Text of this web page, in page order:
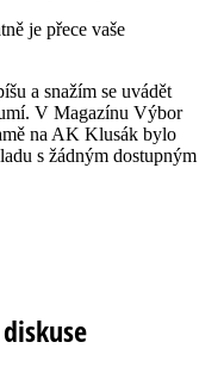
je přece vaše
a snažím se uvádět
V Magazínu Výbor
na AK Klusák bylo
s žádným dostupným